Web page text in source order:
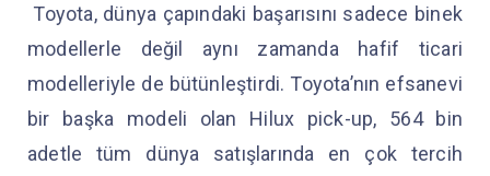
Toyota, dünya çapındaki başarısını sadece binek
modellerle değil aynı zamanda hafif ticari
modelleriyle de bütünleştirdi. Toyota’nın efsanevi
bir başka modeli olan Hilux pick-up, 564 bin
adetle tüm dünya satışlarında en çok tercih